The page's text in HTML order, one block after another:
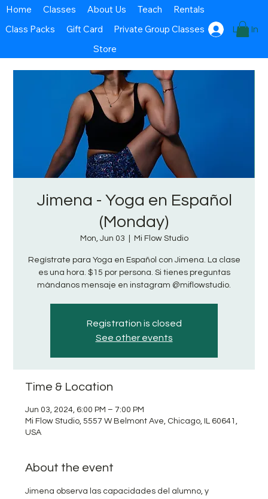
Log In
Home Classes About Us Teach
Rentals
Class Packs
Gift Card
Private Group Classes
Store
Jimena - Yoga en Español
(Monday)
Mon, Jun 03 Mi Flow Studio
Regístrate para Yoga en Español con Jimena. La clase
es una hora. $15 por persona. Si tienes preguntas
mándanos mensaje en instagram @miflowstudio.
Registration is closed
See other events
Time & Location
Jun 03, 2024, 6:00 PM – 7:00 PM
Mi Flow Studio, 5557 W Belmont Ave, Chicago, IL 60641,
USA
About the event
Jimena observa las capacidades del alumno, y